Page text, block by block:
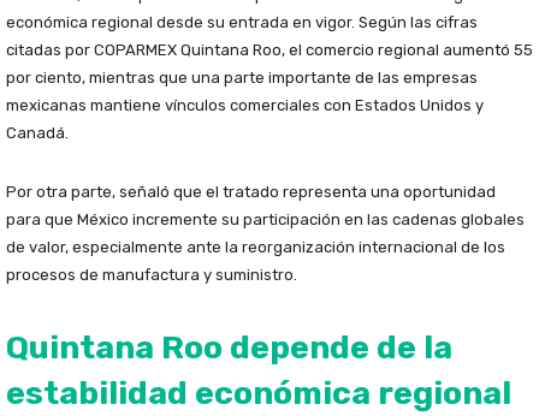
económica regional desde su entrada en vigor. Según las cifras
citadas por COPARMEX Quintana Roo, el comercio regional aumentó 55
por ciento, mientras que una parte importante de las empresas
mexicanas mantiene vínculos comerciales con Estados Unidos y
Canadá.
Por otra parte, señaló que el tratado representa una oportunidad
para que México incremente su participación en las cadenas globales
de valor, especialmente ante la reorganización internacional de los
procesos de manufactura y suministro.
Quintana Roo depende de la
estabilidad económica regional